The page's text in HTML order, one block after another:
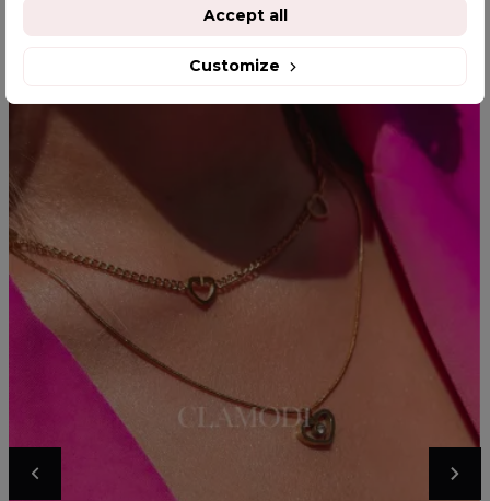
YOU MIGHT ALSO LIKE
Customize
Accept all